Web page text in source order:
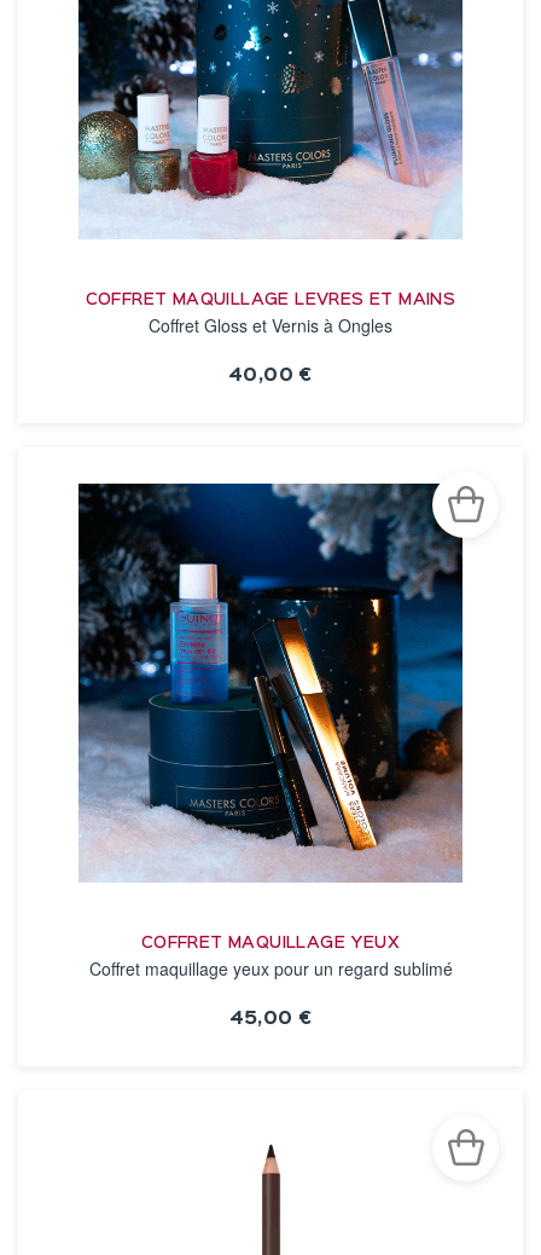
COFFRET MAQUILLAGE LEVRES ET MAINS
Coffret Gloss et Vernis à Ongles
40,00 €
COFFRET MAQUILLAGE YEUX
Coffret maquillage yeux pour un regard sublimé
45,00 €